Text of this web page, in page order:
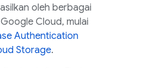
oleh berbagai
Google Cloud, mulai
Authentication
Storage.